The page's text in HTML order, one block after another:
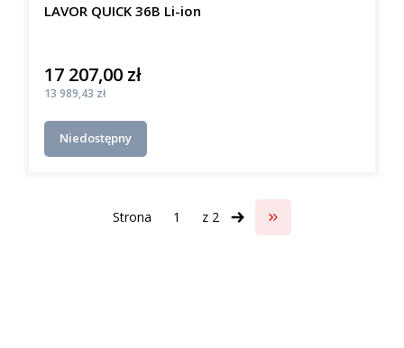
LAVOR QUICK 36B Li-ion
Cena
17 207,00 zł
Cena
13 989,43 zł
Niedostępny
Strona z 2 Przejdź do ostatniej